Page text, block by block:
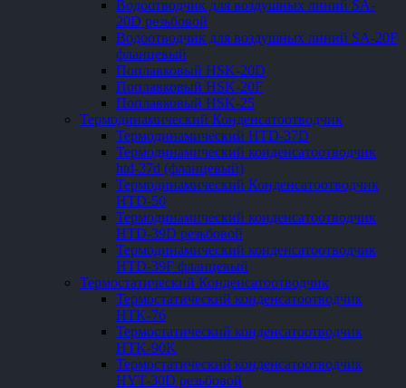
Водоотводчик для воздушных линий SA-
20D резьбовой
Водоотводчик для воздушных линий SA-20F
фланцевый
Поплавковый HSK-20D
Поплавковый HSK-20F
Поплавковый HSK-25
Термодинамический Конденсатоотводчик
Термодинамический HTD-37D
Термодинамический конденсатоотводчик
htd-37d (фланцевый)
Термодинамический Конденсатоотводчик
HTD-50
Термодинамический конденсатоотводчик
HTD-39D резьбовой
Термодинамический конденсатоотводчик
HTD-39F фланцевый
Термостатический Конденсатоотводчик
Термостатический конденсатоотводчик
HTK-76
Термостатический конденсатоотводчик
HTK-90K
Термостатический конденсатоотводчик
HYT-30D резьбовой